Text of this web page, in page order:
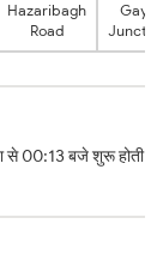
Hazaribagh
Road
Gaya
से 00:13 बजे शुरू होती